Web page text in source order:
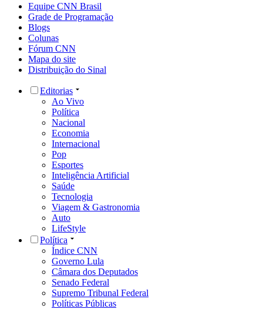
Equipe CNN Brasil
Grade de Programação
Blogs
Colunas
Fórum CNN
Mapa do site
Distribuição do Sinal
Editorias
Ao Vivo
Política
Nacional
Economia
Internacional
Pop
Esportes
Inteligência Artificial
Saúde
Tecnologia
Viagem & Gastronomia
Auto
LifeStyle
Política
Índice CNN
Governo Lula
Câmara dos Deputados
Senado Federal
Supremo Tribunal Federal
Políticas Públicas